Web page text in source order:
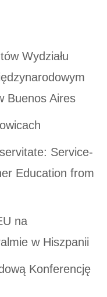
Wydziału
Buenos Aires
Service-
Education from
na
w Hiszpanii
Konferencję